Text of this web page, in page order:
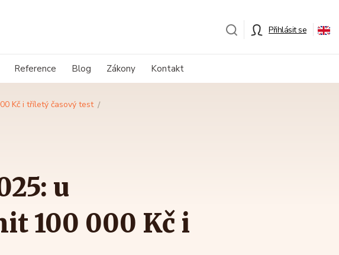
Přihlásit se
Reference Blog Zákony Kontakt
Kč i tříletý časový test
u
100 000 Kč i